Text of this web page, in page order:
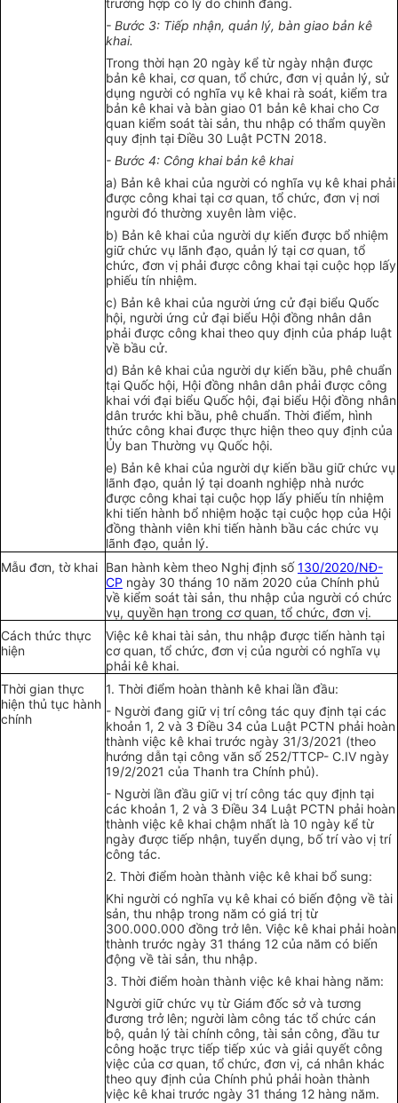
trường hợp có lý do chính đáng.
- Bước 3: Tiếp nhận, quản lý, bàn giao bản kê
khai.
Trong thời hạn 20 ngày kể từ ngày nhận được
bản kê khai, cơ quan, tổ chức, đơn vị quản lý, sử
dụng người có nghĩa vụ kê khai rà soát, kiểm tra
bản kê khai và bàn giao 01 bản kê khai cho Cơ
quan kiểm soát tài sản, thu nhập có thẩm quyền
quy định tại Điều 30 Luật PCTN 2018.
- Bước 4: Công khai bản kê khai
a) Bản kê khai của người có nghĩa vụ kê khai phải
được công khai tại cơ quan, tổ chức, đơn vị nơi
người đó thường xuyên làm việc.
b) Bản kê khai của người dự kiến được bổ nhiệm
giữ chức vụ lãnh đạo, quản lý tại cơ quan, tổ
chức, đơn vị phải được công khai tại cuộc họp lấy
phiếu tín nhiệm.
c) Bản kê khai của người ứng cử đại biểu Quốc
hội, người ứng cử đại biểu Hội đồng nhân dân
phải được công khai theo quy định của pháp luật
về bầu cử.
d) Bản kê khai của người dự kiến bầu, phê chuẩn
tại Quốc hội, Hội đồng nhân dân phải được công
khai với đại biểu Quốc hội, đại biểu Hội đồng nhân
dân trước khi bầu, phê chuẩn. Thời điểm, hình
thức công khai được thực hiện theo quy định của
Ủy ban Thường vụ Quốc hội.
e) Bản kê khai của người dự kiến bầu giữ chức vụ
lãnh đạo, quản lý tại doanh nghiệp nhà nước
được công khai tại cuộc họp lấy phiếu tín nhiệm
khi tiến hành bổ nhiệm hoặc tại cuộc họp của Hội
đồng thành viên khi tiến hành bầu các chức vụ
lãnh đạo, quản lý.
Mẫu đơn, tờ khai Ban hành kèm theo Nghị định số130/2020/NĐ-
CP ngày 30 tháng 10 năm 2020 của Chính phủ
về kiểm soát tài sản, thu nhập của người có chức
vụ, quyền hạn trong cơ quan, tổ chức, đơn vị.
Cách thức thực
hiện
Việc kê khai tài sản, thu nhập được tiến hành tại
cơ quan, tổ chức, đơn vị của người có nghĩa vụ
phải kê khai.
Thời gian thực
hiện thủ tục hành
chính
1. Thời điểm hoàn thành kê khai lần đầu:
- Người đang giữ vị trí công tác quy định tại các
khoản 1, 2 và 3 Điều 34 của Luật PCTN phải hoàn
thành việc kê khai trước ngày 31/3/2021 (theo
hướng dẫn tại công văn số 252/TTCP- C.IV ngày
19/2/2021 của Thanh tra Chính phủ).
- Người lần đầu giữ vị trí công tác quy định tại
các khoản 1, 2 và 3 Điều 34 Luật PCTN phải hoàn
thành việc kê khai chậm nhất là 10 ngày kể từ
ngày được tiếp nhận, tuyển dụng, bố trí vào vị trí
công tác.
2. Thời điểm hoàn thành việc kê khai bổ sung:
Khi người có nghĩa vụ kê khai có biến động về tài
sản, thu nhập trong năm có giá trị từ
300.000.000 đồng trở lên. Việc kê khai phải hoàn
thành trước ngày 31 tháng 12 của năm có biến
động về tài sản, thu nhập.
3. Thời điểm hoàn thành việc kê khai hàng năm:
Người giữ chức vụ từ Giám đốc sở và tương
đương trở lên; người làm công tác tổ chức cán
bộ, quản lý tài chính công, tài sản công, đầu tư
công hoặc trực tiếp tiếp xúc và giải quyết công
việc của cơ quan, tổ chức, đơn vị, cá nhân khác
theo quy định của Chính phủ phải hoàn thành
việc kê khai trước ngày 31 tháng 12 hàng năm.